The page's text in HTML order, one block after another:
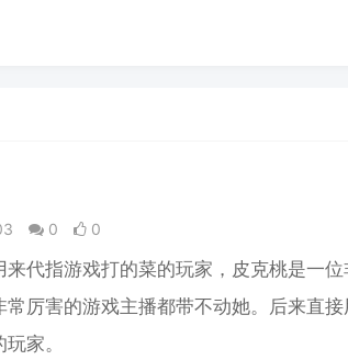
0 0
来代指游戏打的菜的玩家，皮克桃是一
厉害的游戏主播都带不动她。后来直
家。